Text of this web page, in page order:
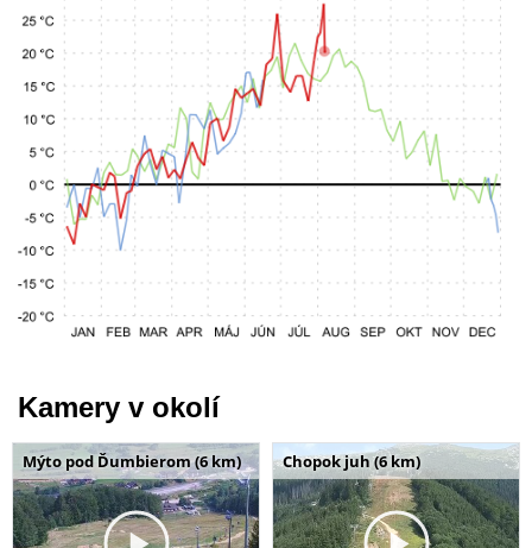
Kamery v okolí
Mýto pod Ďumbierom (6 km) Chopok juh (6 km)